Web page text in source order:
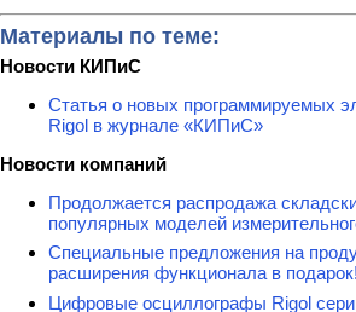
Материалы по теме:
Новости КИПиС
Статья о новых программируемых
Rigol в журнале «КИПиС»
Новости компаний
Продолжается распродажа
популярных моделей
Специальные предложения на
расширения функционала в подарок!
Цифровые осциллографы Rigol